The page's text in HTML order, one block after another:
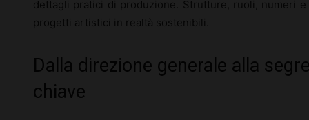
dettagli pratici di produzione. Strutture, ruoli, numeri
progetti artistici in realtà sostenibili.
Dalla direzione generale alla
chiave